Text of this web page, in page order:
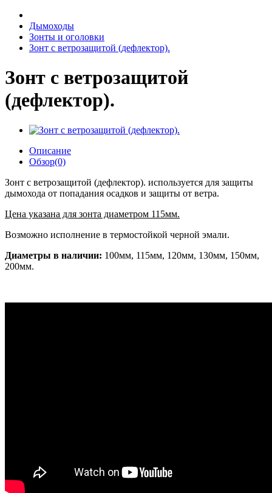
Дымоходы
Зонты и оголовки
Зонт с ветрозащитой (дефлектор).
Зонт с ветрозащитой
(дефлектор).
Описание
Обзор(0)
Зонт с ветрозащитой (дефлектор). используется для защиты
дымохода от попадания осадков и защиты от ветра.
Цена указана для зонта диаметром 115мм.
Возможно исполнение в термостойкой черной эмали.
Диаметры в наличии: 100мм, 115мм, 120мм, 130мм, 150мм,
200мм.